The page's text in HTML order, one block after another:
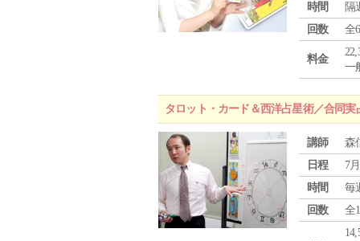
時間
隔
回数
全
料金
一
タロット・カード＆西洋占星術／合同
講師
森
日程
7
時間
毎
回数
全